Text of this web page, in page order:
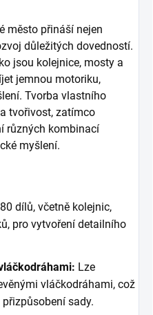
město přináší nejen
důležitých dovedností.
jsou kolejnice, mosty a
jemnou motoriku,
Tvorba vlastního
tvořivost, zatímco
různých kombinací
myšlení.
80 dílů, včetně kolejnic,
pro vytvoření detailního
Lze
vláčkodráhami, což
sady.